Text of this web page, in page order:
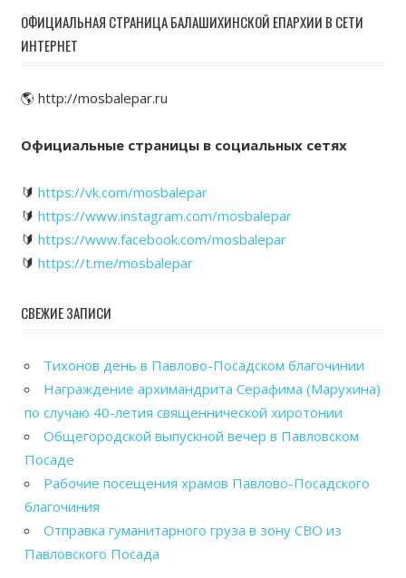
ОФИЦИАЛЬНАЯ СТРАНИЦА БАЛАШИХИНСКОЙ ЕПАРХИИ В СЕТИ
ИНТЕРНЕТ
🌎 http://mosbalepar.ru
Официальные страницы в социальных сетях
🔰 https://vk.com/mosbalepar
🔰 https://www.instagram.com/mosbalepar
🔰 https://www.facebook.com/mosbalepar
🔰 https://t.me/mosbalepar
СВЕЖИЕ ЗАПИСИ
Тихонов день в Павлово-Посадском благочинии
Награждение архимандрита Серафима (Марухина)
по случаю 40-летия священнической хиротонии
Общегородской выпускной вечер в Павловском
Посаде
Рабочие посещения храмов Павлово-Посадского
благочиния
Отправка гуманитарного груза в зону СВО из
Павловского Посада